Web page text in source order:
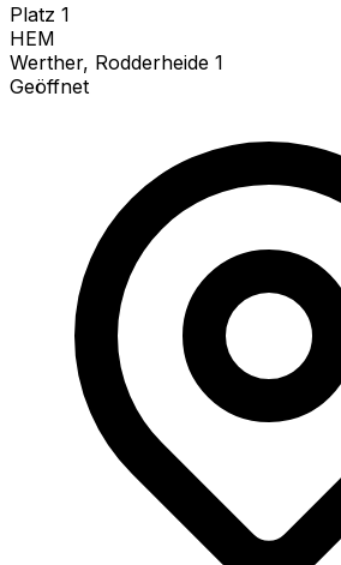
Platz 1
HEM
Werther, Rodderheide 1
Geöffnet